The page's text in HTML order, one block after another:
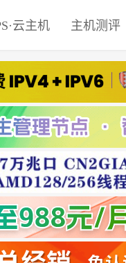
云主机 主机测评